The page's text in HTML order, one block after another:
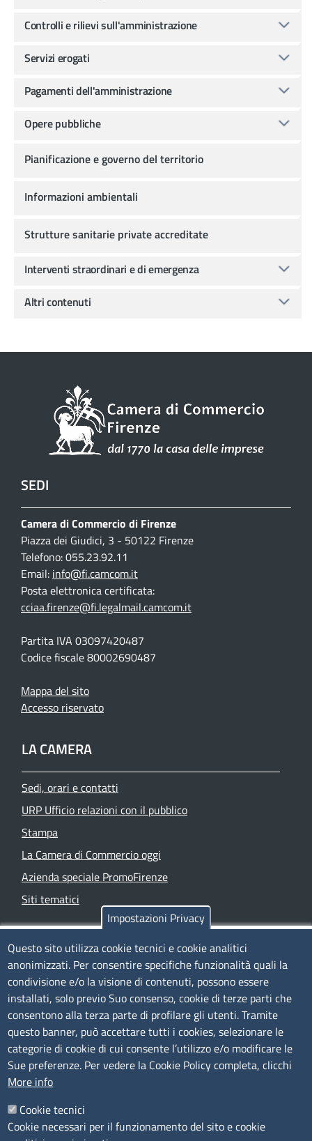
Controlli e rilievi sull'amministrazione
Servizi erogati
Pagamenti dell'amministrazione
Opere pubbliche
Pianificazione e governo del territorio
Informazioni ambientali
Strutture sanitarie private accreditate
Interventi straordinari e di emergenza
Altri contenuti
SEDI
Camera di Commercio di Firenze
Piazza dei Giudici, 3 - 50122 Firenze
Telefono: 055.23.92.11
Email: info@fi.camcom.it
Posta elettronica certificata:
cciaa.firenze@fi.legalmail.camcom.it
Partita IVA 03097420487
Codice fiscale 80002690487
Mappa del sito
Accesso riservato
LA CAMERA
Sedi, orari e contatti
URP Ufficio relazioni con il pubblico
Stampa
La Camera di Commercio oggi
Azienda speciale PromoFirenze
Siti tematici
TRASPARENZA
Albo Online
Amministrazione trasparente
Bandi e concorsi
Segnalazioni Whistleblowing
Accessibilità
IBAN e pagamenti informatici
Informative privacy e cookie
Verifiche PA
Impostazioni Privacy
Questo sito utilizza cookie tecnici e cookie analitici
anonimizzati. Per consentire specifiche funzionalità quali la
condivisione e/o la visione di contenuti, possono essere
installati, solo previo Suo consenso, cookie di terze parti che
consentono alla terza parte di profilare gli utenti. Tramite
questo banner, può accettare tutti i cookies, selezionare le
categorie di cookie di cui consente l’utilizzo e/o modificare le
Sue preferenze. Per vedere la Cookie Policy completa, clicchi
More info
Cookie tecnici
Cookie necessari per il funzionamento del sito e cookie